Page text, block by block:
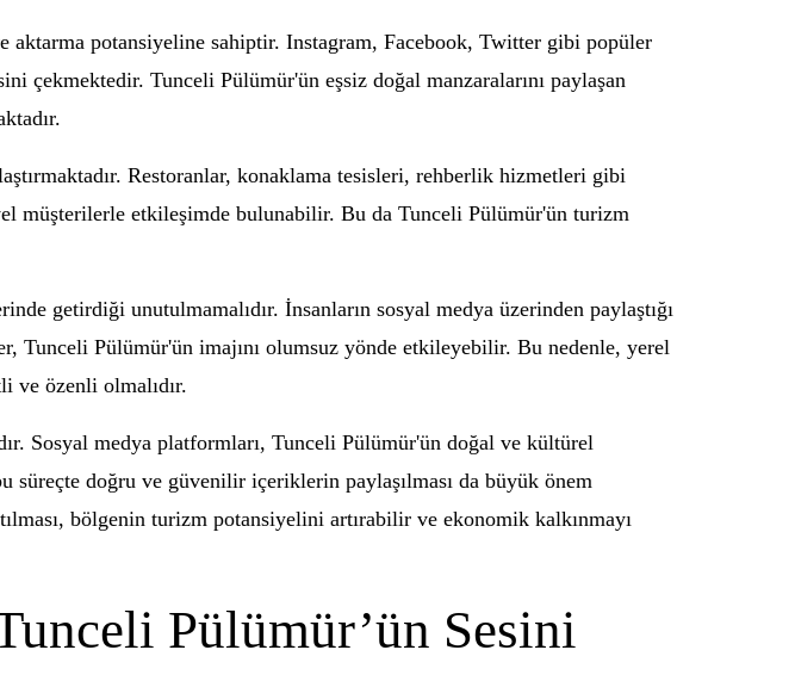
potansiyeline sahiptir. Instagram, Facebook, Twitter gibi popüler
çekmektedir. Tunceli Pülümür'ün eşsiz doğal manzaralarını paylaşan
Restoranlar, konaklama tesisleri, rehberlik hizmetleri gibi
müşterilerle etkileşimde bulunabilir. Bu da Tunceli Pülümür'ün turizm
getirdiği unutulmamalıdır. İnsanların sosyal medya üzerinden paylaştığı
Tunceli Pülümür'ün imajını olumsuz yönde etkileyebilir. Bu nedenle, yerel
ve özenli olmalıdır.
Sosyal medya platformları, Tunceli Pülümür'ün doğal ve kültürel
süreçte doğru ve güvenilir içeriklerin paylaşılması da büyük önem
bölgenin turizm potansiyelini artırabilir ve ekonomik kalkınmayı
Pülümür’ün Sesini